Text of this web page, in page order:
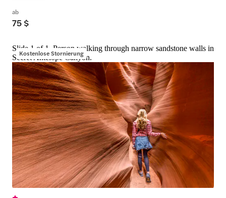
ab
75 $
Kostenlose Stornierung
Slide 1 of 1, Person walking through narrow sandstone walls in
Secret Antelope Canyon.